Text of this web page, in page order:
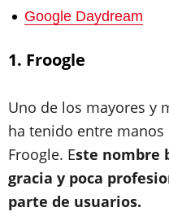
Google Daydream
1. Froogle
Uno de los mayores y
ha tenido entre
Froogle. Este nombre
gracia y poca
parte de usuarios.